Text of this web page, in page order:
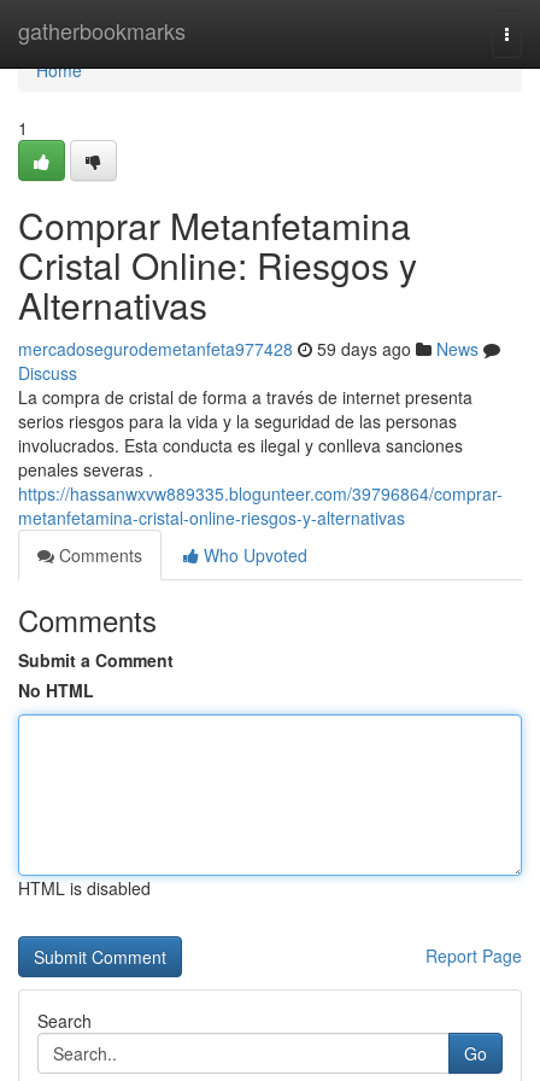
gatherbookmarks
Home
Home
1
Comprar Metanfetamina
Cristal Online: Riesgos y
Alternativas
mercadosegurodemetanfeta977428 59 days ago
News
Discuss
La compra de cristal de forma a través de internet presenta
serios riesgos para la vida y la seguridad de las personas
involucrados. Esta conducta es ilegal y conlleva sanciones
penales severas .
https://hassanwxvw889335.blogunteer.com/39796864/comprar-
metanfetamina-cristal-online-riesgos-y-alternativas
Comments
Who Upvoted
Comments
Submit a Comment
No HTML
HTML is disabled
Report Page
Search
Go